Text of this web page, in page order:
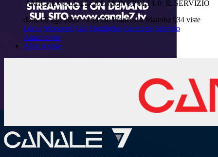
AMICHEVOLE LECCE-MONOPOLI 1-0: IL SERVIZIO
dom, 09 ago 2026 20:04 Di: Francesco Malerba 934 viste
Lecce Monopoli Gol Highlights Geubbels Servizio
Amichevole
Altre notizie